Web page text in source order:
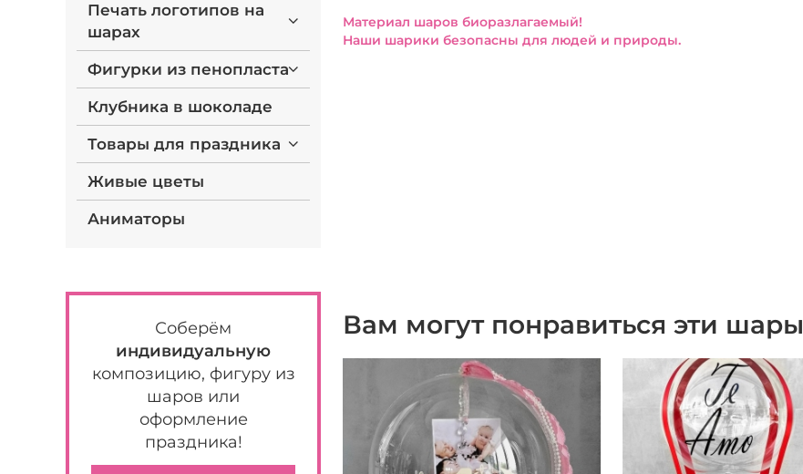
Печать логотипов на
шарах
Фигурки из пенопласта
Клубника в шоколаде
Товары для праздника
Живые цветы
Аниматоры
Соберём
индивидуальную
композицию, фигуру из
шаров или
оформление
праздника!
Материал шаров биоразлагаемый!
Наши шарики безопасны для людей и природы.
Вам могут понравиться эти шары